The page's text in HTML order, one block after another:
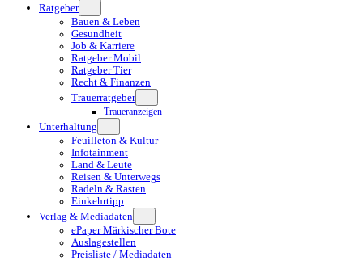
Ratgeber
Bauen & Leben
Gesundheit
Job & Karriere
Ratgeber Mobil
Ratgeber Tier
Recht & Finanzen
Trauerratgeber
Traueranzeigen
Unterhaltung
Feuilleton & Kultur
Infotainment
Land & Leute
Reisen & Unterwegs
Radeln & Rasten
Einkehrtipp
Verlag & Mediadaten
ePaper Märkischer Bote
Auslagestellen
Preisliste / Mediadaten